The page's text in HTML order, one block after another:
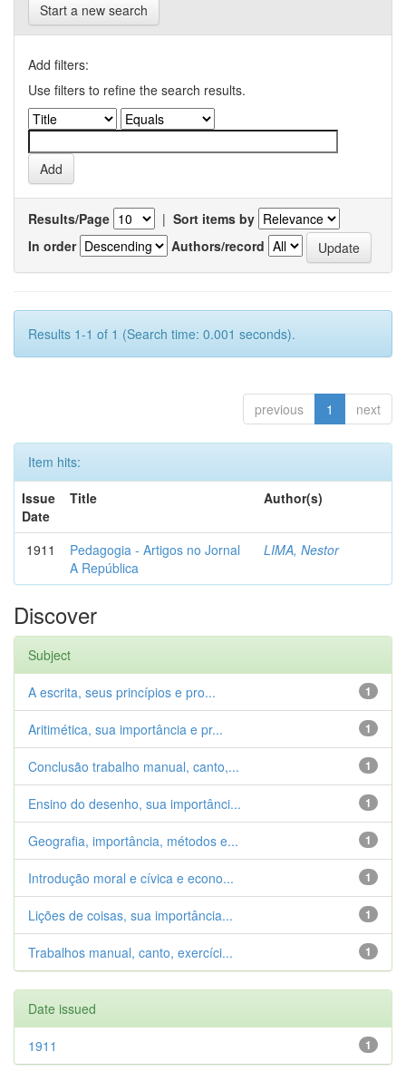
Start a new search
Add filters:
Use filters to refine the search results.
Results/Page | Sort items by
In order
Authors/record
Results 1-1 of 1 (Search time: 0.001 seconds).
previous 1 next
Item hits:
Issue
Date
Title Author(s)
1911
Pedagogia - Artigos no Jornal
A República
LIMA, Nestor
Discover
Subject
1
A escrita, seus princípios e pro...
1
Aritimética, sua importância e pr...
1
Conclusão trabalho manual, canto,...
1
Ensino do desenho, sua importânci...
1
Geografia, importância, métodos e...
1
Introdução moral e cívica e econo...
1
Lições de coisas, sua importância...
1
Trabalhos manual, canto, exercíci...
Date issued
1
1911